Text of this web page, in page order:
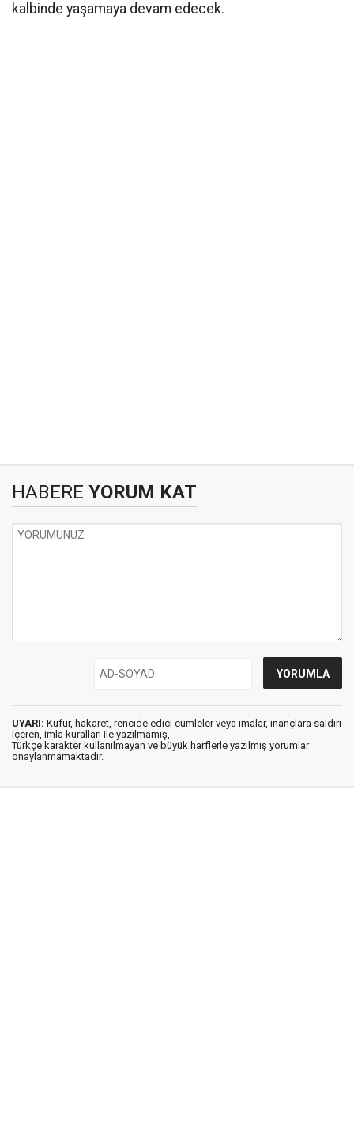
kalbinde yaşamaya devam edecek.
HABERE YORUM KAT
UYARI: Küfür, hakaret, rencide edici cümleler veya imalar, inançlara saldırı
içeren, imla kuralları ile yazılmamış,
Türkçe karakter kullanılmayan ve büyük harflerle yazılmış yorumlar
onaylanmamaktadır.